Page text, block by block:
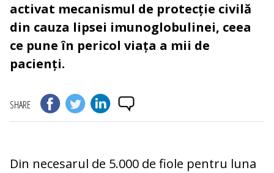
activat mecanismul de protecție civilă
din cauza lipsei imunoglobulinei, ceea
ce pune în pericol viața a mii de
pacienți.
SHARE
Din necesarul de 5.000 de fiole pentru luna